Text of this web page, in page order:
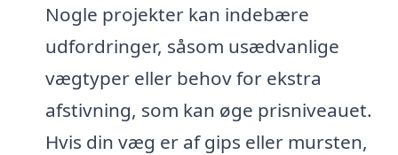
Nogle projekter kan indebære
udfordringer, såsom usædvanlige
vægtyper eller behov for ekstra
afstivning, som kan øge prisniveauet.
Hvis din væg er af gips eller mursten,